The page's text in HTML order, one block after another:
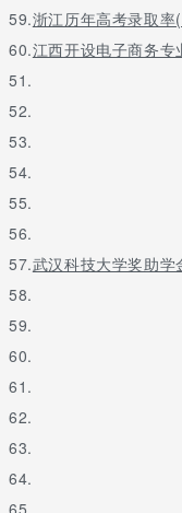
1977-1998全国历
年份
1977
1977
1977 四川 胡小钉
1977
1977
59.浙江历年高考录取率
60.江西开设电子商务专
51.
52.
53.
54.
55.
56.
57.武汉科技大学奖助学
58.
59.
60.
61.
62.
63.
64.
65.